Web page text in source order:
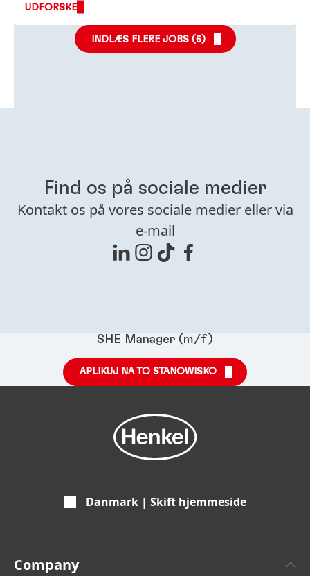
UDFORSKE
INDLÆS FLERE JOBS (6)
Find os på sociale medier
Kontakt os på vores sociale medier eller via
e-mail
SHE Manager (m/f)
APLIKUJ NA TO STANOWISKO
Danmark | Skift hjemmeside
Company